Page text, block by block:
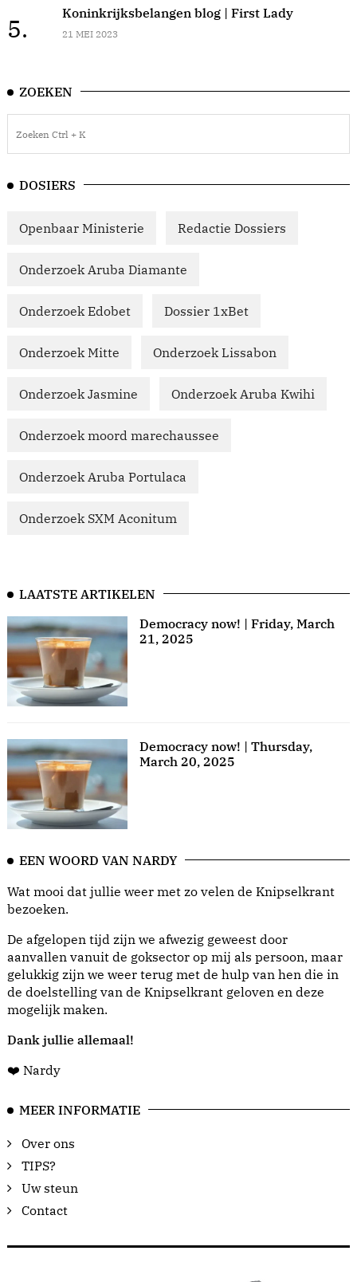
5.
Koninkrijksbelangen blog | First Lady
21 MEI 2023
ZOEKEN
DOSIERS
Openbaar Ministerie Redactie Dossiers
Onderzoek Aruba Diamante
Onderzoek Edobet Dossier 1xBet
Onderzoek Mitte Onderzoek Lissabon
Onderzoek Jasmine Onderzoek Aruba Kwihi
Onderzoek moord marechaussee
Onderzoek Aruba Portulaca
Onderzoek SXM Aconitum
LAATSTE ARTIKELEN
Democracy now! | Friday, March
21, 2025
Democracy now! | Thursday,
March 20, 2025
EEN WOORD VAN NARDY
Wat mooi dat jullie weer met zo velen de Knipselkrant
bezoeken.
De afgelopen tijd zijn we afwezig geweest door
aanvallen vanuit de goksector op mij als persoon, maar
gelukkig zijn we weer terug met de hulp van hen die in
de doelstelling van de Knipselkrant geloven en deze
mogelijk maken.
Dank jullie allemaal!
❤️ Nardy
MEER INFORMATIE
Over ons
TIPS?
Uw steun
Contact